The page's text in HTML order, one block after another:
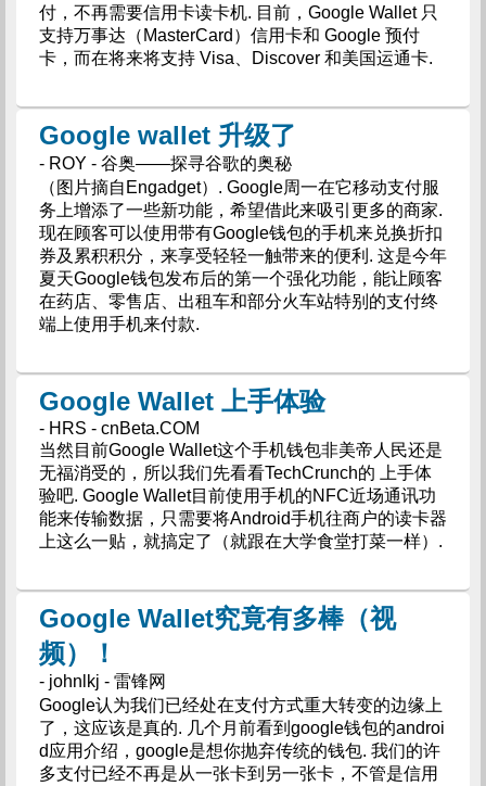
付，不再需要信用卡读卡机. 目前，Google Wallet 只
支持万事达（MasterCard）信用卡和 Google 预付
卡，而在将来将支持 Visa、Discover 和美国运通卡.
Google wallet 升级了
- ROY - 谷奥——探寻谷歌的奥秘
（图片摘自Engadget）. Google周一在它移动支付服
务上增添了一些新功能，希望借此来吸引更多的商家.
现在顾客可以使用带有Google钱包的手机来兑换折扣
券及累积积分，来享受轻轻一触带来的便利. 这是今年
夏天Google钱包发布后的第一个强化功能，能让顾客
在药店、零售店、出租车和部分火车站特别的支付终
端上使用手机来付款.
Google Wallet 上手体验
- HRS - cnBeta.COM
当然目前Google Wallet这个手机钱包非美帝人民还是
无福消受的，所以我们先看看TechCrunch的 上手体
验吧. Google Wallet目前使用手机的NFC近场通讯功
能来传输数据，只需要将Android手机往商户的读卡器
上这么一贴，就搞定了（就跟在大学食堂打菜一样）.
Google Wallet究竟有多棒（视
频）！
- johnlkj - 雷锋网
Google认为我们已经处在支付方式重大转变的边缘上
了，这应该是真的. 几个月前看到google钱包的androi
d应用介绍，google是想你抛弃传统的钱包. 我们的许
多支付已经不再是从一张卡到另一张卡，不管是信用